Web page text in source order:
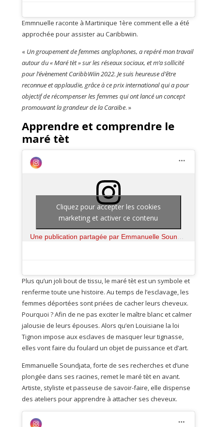
Emmnuelle raconte à Martinique 1ère comment elle a été
approchée pour assister au Caribbwiin.
« Un groupement de femmes anglophones, a repéré mon travail
autour du « Maré tèt » sur les réseaux sociaux, et m’a sollicité
pour l’évènement CaribbWiin 2022. Je suis heureuse d’être
reconnue et applaudie, grâce à ce prix international qui a pour
objectif de récompenser les femmes qui ont lancé un concept
promouvant la grandeur de la Caraïbe. »
Apprendre et comprendre le
maré tèt
Une publication partagée par Emmanuelle Soundjata (@emmanuelle_soundjata_)
Cliquez pour accepter les cookies
marketing et activer ce contenu
Plus qu’un joli bout de tissu, le maré tèt est un symbole et
renferme toute une histoire. Au temps de l’esclavage, les
femmes déportées sont priées de cacher leurs cheveux.
Pourquoi ? Afin de ne pas exciter le maître blanc et calmer
jalousie de leurs épouses. Alors qu’en Louisiane la loi
Tignon impose aux esclaves de masquer leur tignasse,
elles vont faire du foulard un objet de puissance et d’art.
Emmanuelle Soundjata, forte de ses recherches et d’une
plongée dans ses racines, remet le maré tèt en avant.
Artiste, styliste et passeuse de savoir-faire, elle dispense
des ateliers pour apprendre à attacher ses cheveux.